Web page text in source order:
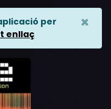
per
enllaç
×